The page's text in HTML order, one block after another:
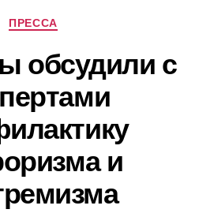
Рубрики
ПРЕССА
обсудили с
и